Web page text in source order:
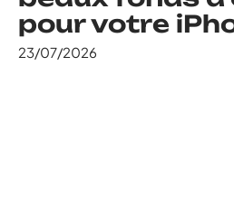
pour votre
23/07/2026